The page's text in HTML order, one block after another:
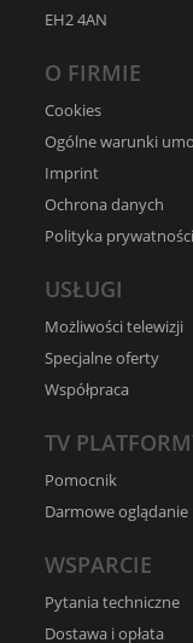
EH2 4AN
O FIRMIE
Cookies
Ogólne warunki
Imprint
Ochrona danych
Polityka
USŁUGI
Możliwości telewizji
Specjalne oferty
Współpraca
TV
Pomocnik
Darmowe oglądanie
WSPARCIE
Pytania techniczne
Dostawa i opłata